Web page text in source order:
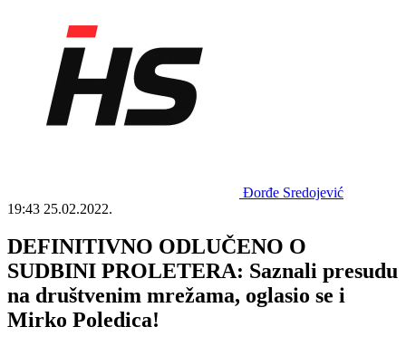
Đorđe Sredojević
19:43 25.02.2022.
DEFINITIVNO ODLUČENO O
SUDBINI PROLETERA: Saznali presudu
na društvenim mrežama, oglasio se i
Mirko Poledica!